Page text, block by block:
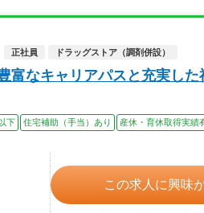
正社員 ドラッグストア（調剤併設）
富なキャリアパスと充実し
下 住宅補助（手当）あり 産休・育休取得実績
この求人に興味